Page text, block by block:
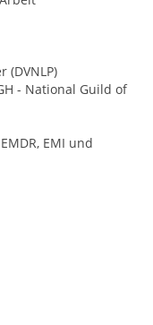
(DVNLP)
- National Guild of
EMI und